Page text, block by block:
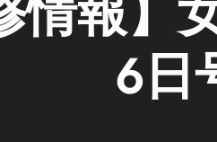
6日